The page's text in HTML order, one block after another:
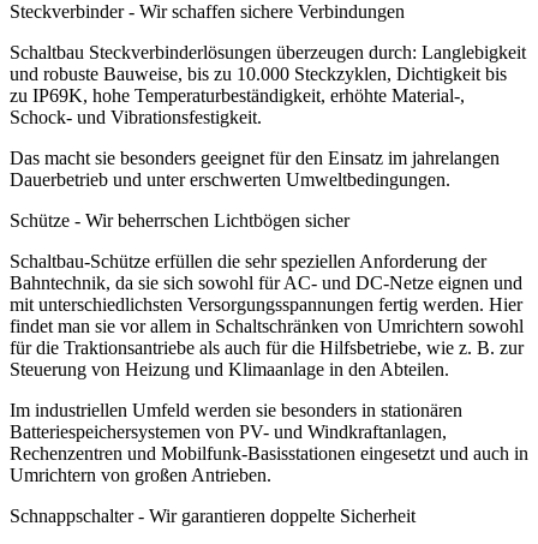
Steckverbinder - Wir schaffen sichere Verbindungen
Schaltbau Steckverbinderlösungen überzeugen durch: Langlebigkeit
und robuste Bauweise, bis zu 10.000 Steckzyklen, Dichtigkeit bis
zu IP69K, hohe Temperaturbeständigkeit, erhöhte Material-,
Schock- und Vibrationsfestigkeit.
Das macht sie besonders geeignet für den Einsatz im jahrelangen
Dauerbetrieb und unter erschwerten Umweltbedingungen.
Schütze - Wir beherrschen Lichtbögen sicher
Schaltbau-Schütze erfüllen die sehr speziellen Anforderung der
Bahntechnik, da sie sich sowohl für AC- und DC-Netze eignen und
mit unterschiedlichsten Versorgungsspannungen fertig werden. Hier
findet man sie vor allem in Schaltschränken von Umrichtern sowohl
für die Traktionsantriebe als auch für die Hilfsbetriebe, wie z. B. zur
Steuerung von Heizung und Klimaanlage in den Abteilen.
Im industriellen Umfeld werden sie besonders in stationären
Batteriespeichersystemen von PV- und Windkraftanlagen,
Rechenzentren und Mobilfunk-Basisstationen eingesetzt und auch in
Umrichtern von großen Antrieben.
Schnappschalter - Wir garantieren doppelte Sicherheit